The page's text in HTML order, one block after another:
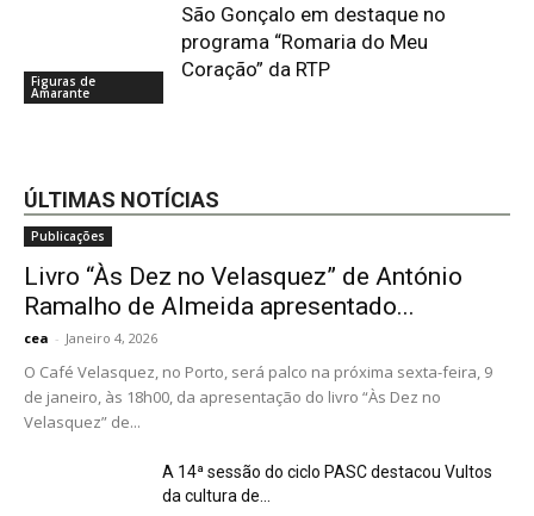
Figuras de
Amarante
São Gonçalo em destaque no
programa “Romaria do Meu
Coração” da RTP
ÚLTIMAS NOTÍCIAS
Publicações
Livro “Às Dez no Velasquez” de António
Ramalho de Almeida apresentado...
cea - Janeiro 4, 2026
O Café Velasquez, no Porto, será palco na próxima sexta-feira, 9
de janeiro, às 18h00, da apresentação do livro “Às Dez no
Velasquez” de...
A 14ª sessão do ciclo PASC destacou Vultos
da cultura de...